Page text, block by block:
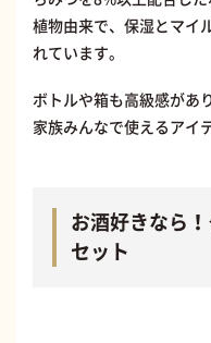
植物由来で、保湿とマイ
れています。
ボトルや箱も高級感があ
家族みんなで使えるアイ
お酒好きなら
セット